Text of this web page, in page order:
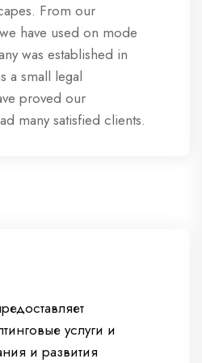
From our
have used on mode
was established in
a small legal
proved our
many satisfied clients.
услуги и
и развития